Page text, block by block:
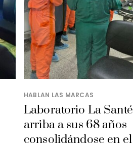
HABLAN LAS MARCAS
Laboratorio La Santé
arriba a sus 68 años
consolidándose en el